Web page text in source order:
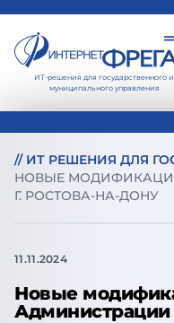
ИТ-решения для государственного и
муниципального управления
// ИТ РЕШЕНИЯ ДЛЯ
НОВЫЕ
Г. РОСТОВА-НА-ДОНУ
11.11.2024
Новые
Администрации